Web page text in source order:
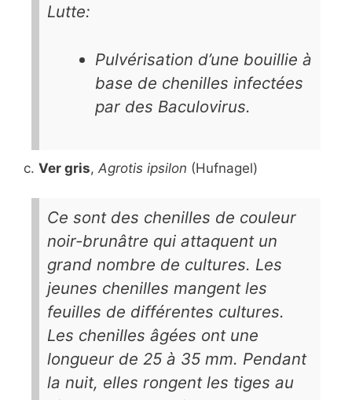
Lutte:
Pulvérisation d’une bouillie à
base de chenilles infectées
par des Baculovirus.
c. Ver gris, Agrotis ipsilon (Hufnagel)
Ce sont des chenilles de couleur
noir-brunâtre qui attaquent un
grand nombre de cultures. Les
jeunes chenilles mangent les
feuilles de différentes cultures.
Les chenilles âgées ont une
longueur de 25 à 35 mm. Pendant
la nuit, elles rongent les tiges au